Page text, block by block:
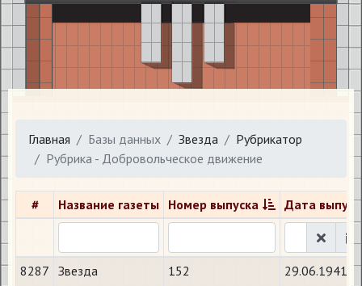
Главная Базы данных Звезда
Рубрикатор
Рубрика - Добровольческое движение
# Название газеты Номер выпуска Дата
8287 Звезда 152 29.06.1941